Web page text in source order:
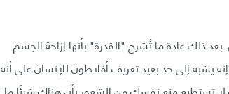
ذلك عادة ما تُشرح "القدرة" بأنها إزاحة الجسم
يشبه إلى حد بعيد تعريف أفلاطون للإنسان على أنه